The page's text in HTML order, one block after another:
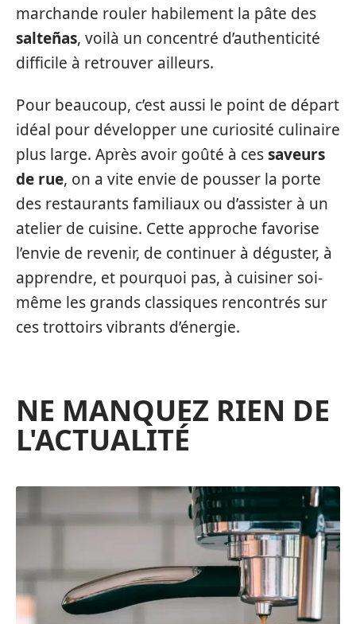
marchande rouler habilement la pâte des
salteñas, voilà un concentré d’authenticité
difficile à retrouver ailleurs.
Pour beaucoup, c’est aussi le point de départ
idéal pour développer une curiosité culinaire
plus large. Après avoir goûté à cessaveurs
de rue, on a vite envie de pousser la porte
des restaurants familiaux ou d’assister à un
atelier de cuisine. Cette approche favorise
l’envie de revenir, de continuer à déguster, à
apprendre, et pourquoi pas, à cuisiner soi-
même les grands classiques rencontrés sur
ces trottoirs vibrants d’énergie.
NE MANQUEZ RIEN DE
L'ACTUALITÉ